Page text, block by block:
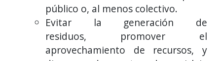
público o, al menos colectivo.
Evitar la generación de
residuos, promover el
aprovechamiento de recursos, y